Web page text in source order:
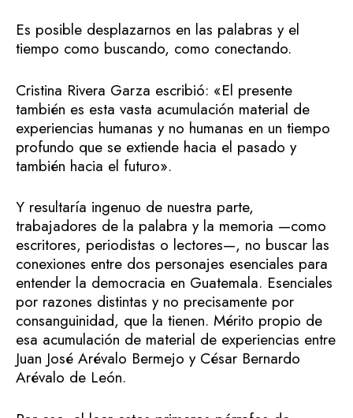
Es posible desplazarnos en las palabras y el
tiempo como buscando, como conectando.
Cristina Rivera Garza escribió: «El presente
también es esta vasta acumulación material de
experiencias humanas y no humanas en un tiempo
profundo que se extiende hacia el pasado y
también hacia el futuro».
Y resultaría ingenuo de nuestra parte,
trabajadores de la palabra y la memoria —como
escritores, periodistas o lectores—, no buscar las
conexiones entre dos personajes esenciales para
entender la democracia en Guatemala. Esenciales
por razones distintas y no precisamente por
consanguinidad, que la tienen. Mérito propio de
esa acumulación de material de experiencias entre
Juan José Arévalo Bermejo y César Bernardo
Arévalo de León.